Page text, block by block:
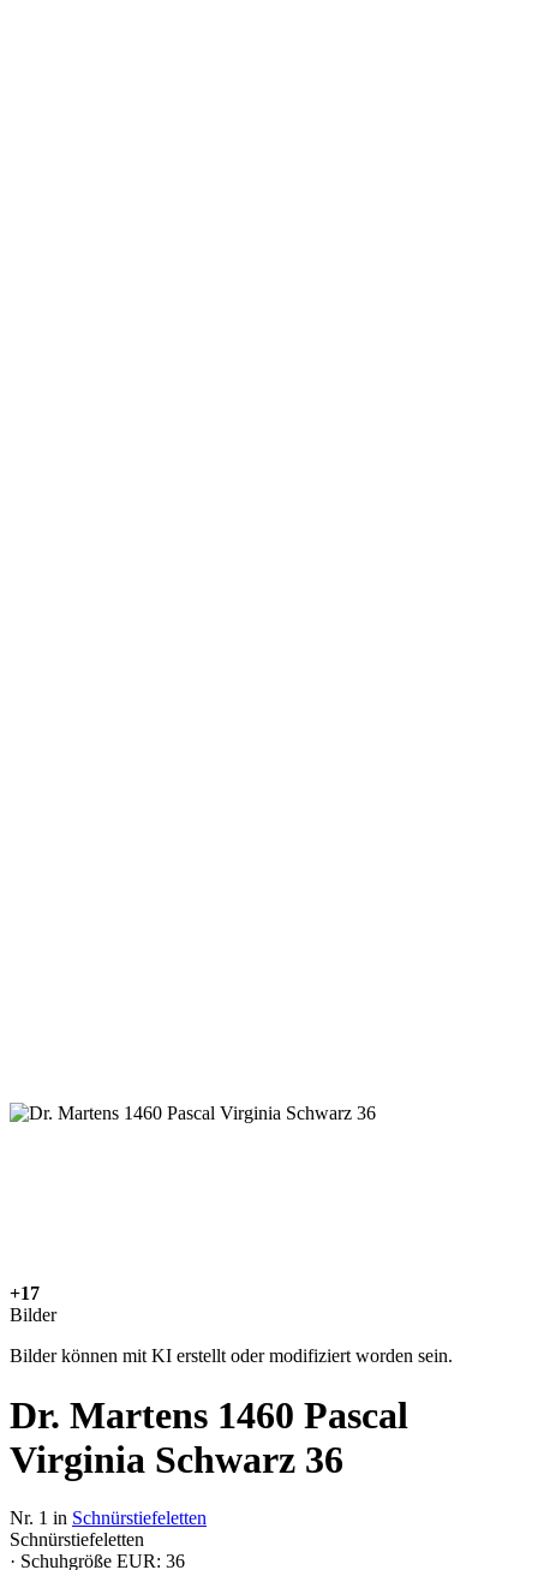
+17
Bilder
Bilder können mit KI erstellt oder modifiziert worden sein.
Dr. Martens 1460 Pascal
Virginia Schwarz 36
Nr. 1 in Schnürstiefeletten
Schnürstiefeletten
· Schuhgröße EUR: 36